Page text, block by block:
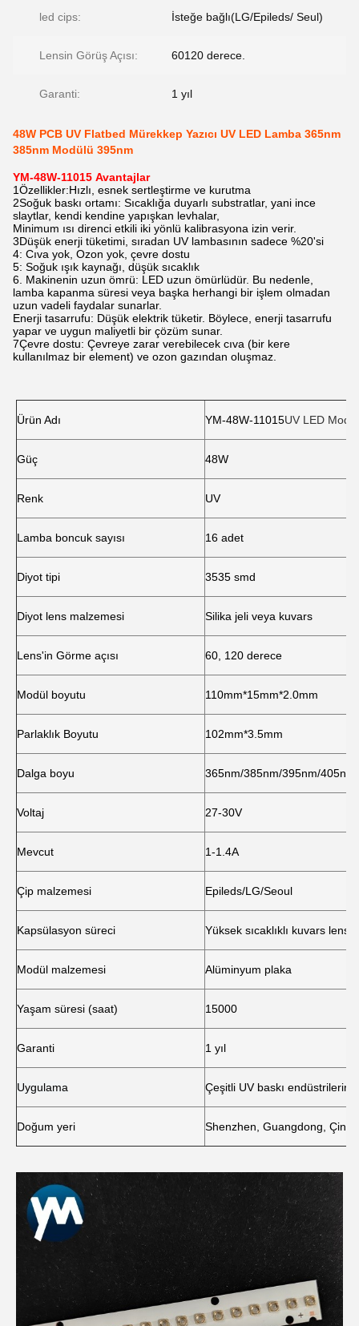
led cips: İsteğe bağlı(LG/Epileds/ Seul)
Lensin Görüş Açısı: 60120 derece.
Garanti: 1 yıl
48W PCB UV Flatbed Mürekkep Yazıcı UV LED Lamba 365nm
385nm Modülü 395nm
YM-48W-11015 Avantajlar
1Özellikler:Hızlı, esnek sertleştirme ve kurutma
2Soğuk baskı ortamı: Sıcaklığa duyarlı substratlar, yani ince
slaytlar, kendi kendine yapışkan levhalar,
Minimum ısı direnci etkili iki yönlü kalibrasyona izin verir.
3Düşük enerji tüketimi, sıradan UV lambasının sadece %20'si
4: Cıva yok, Ozon yok, çevre dostu
5: Soğuk ışık kaynağı, düşük sıcaklık
6. Makinenin uzun ömrü: LED uzun ömürlüdür. Bu nedenle,
lamba kapanma süresi veya başka herhangi bir işlem olmadan
uzun vadeli faydalar sunarlar.
Enerji tasarrufu: Düşük elektrik tüketir. Böylece, enerji tasarrufu
yapar ve uygun maliyetli bir çözüm sunar.
7Çevre dostu: Çevreye zarar verebilecek cıva (bir kere
kullanılmaz bir element) ve ozon gazından oluşmaz.
Ürün Adı YM-48W-11015UV LED
Güç 48W
Renk UV
Lamba boncuk sayısı 16 adet
Diyot tipi 3535 smd
Diyot lens malzemesi Silika jeli veya kuvars
Lens'in Görme açısı 60, 120 derece
Modül boyutu 110mm*15mm*2.0mm
Parlaklık Boyutu 102mm*3.5mm
Dalga boyu 365nm/385nm/395nm/405nm
Voltaj 27-30V
Mevcut 1-1.4A
Çip malzemesi Epileds/LG/Seoul
Kapsülasyon süreci Yüksek sıcaklıklı kuvars lens
Modül malzemesi Alüminyum plaka
Yaşam süresi (saat) 15000
Garanti 1 yıl
Uygulama Çeşitli UV baskı
Doğum yeri Shenzhen, Guangdong, Çin